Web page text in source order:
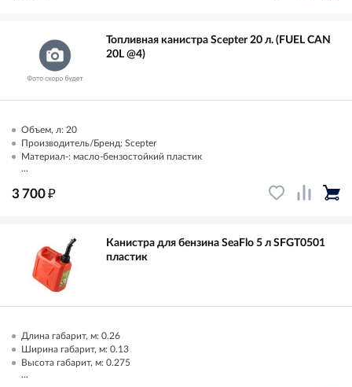
Топливная канистра Scepter 20 л. (FUEL CAN
20L @4)
Объем, л: 20
Производитель/Бренд: Scepter
Материал-: масло-бензостойкий пластик
...
3 700₽
Канистра для бензина SeaFlo 5 л SFGT0501
пластик
Длина габарит, м: 0.26
Ширина габарит, м: 0.13
Высота габарит, м: 0.275
...